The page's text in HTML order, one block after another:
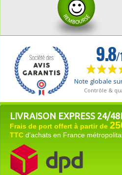
LIVRAISON EXPRESS 24/
Frais de port offert à partir de
TTC d'achats en France